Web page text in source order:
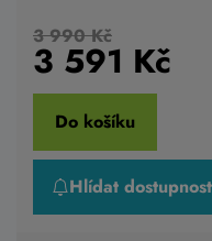
3 990 Kč
3 591 Kč
Do košíku
Hlídat dostupnost